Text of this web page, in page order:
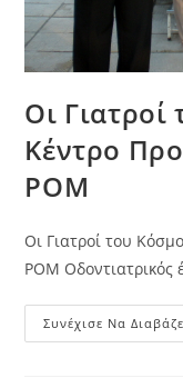
Oι
Kέντρο
POM
Oι Γιατροί του
POM Οδοντιατρικός
Συνέχισε Να